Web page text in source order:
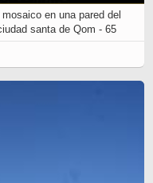
en una pared del
santa de Qom - 65